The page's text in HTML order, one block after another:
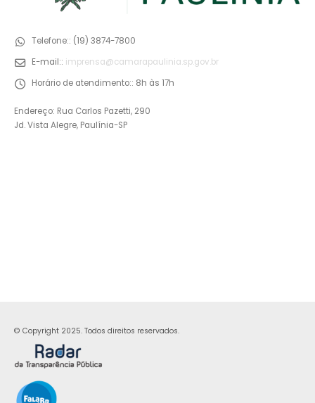
Telefone:: (19) 3874-7800
E-mail:: imprensa@camarapaulinia.sp.gov.br
Horário de atendimento:: 8h às 17h
Endereço: Rua Carlos Pazetti, 290
Jd. Vista Alegre, Paulínia-SP
© Copyright 2025. Todos direitos reservados.